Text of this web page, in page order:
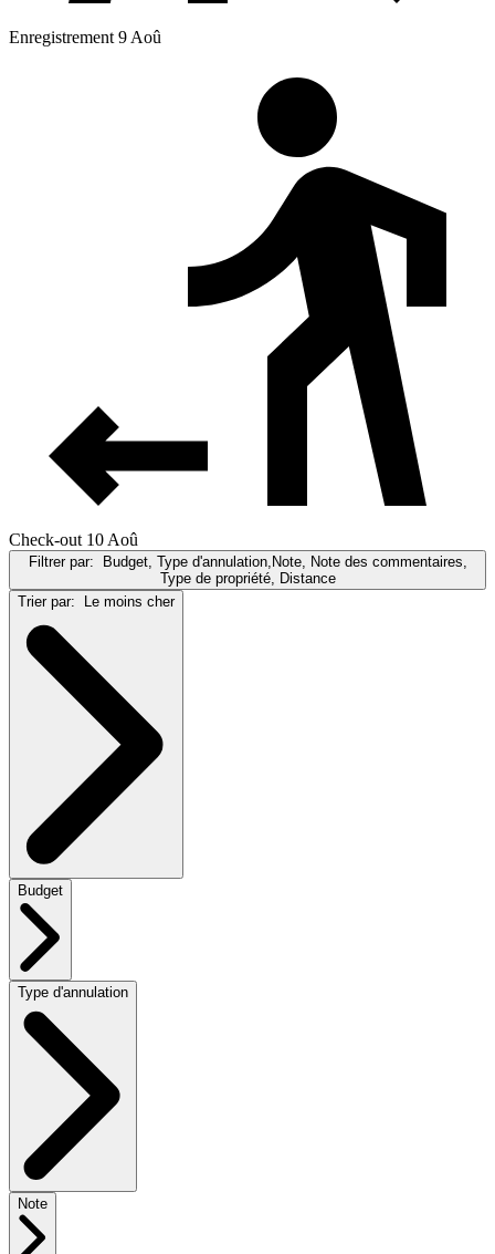
Enregistrement 9 Aoû
Check-out 10 Aoû
Filtrer par:
Budget, Type d'annulation,Note, Note des commentaires,
Type de propriété, Distance
Trier par:
Le moins cher
Budget
Type d'annulation
Note